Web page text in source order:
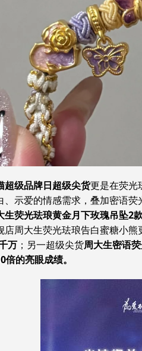
超级品牌日超级尖货更是在荧光
、示爱的情感需求，叠加密语
生荧光珐琅黄金月下玫瑰吊坠2
店周大生荧光珐琅告白蜜糖小熊
万 ；另一超级尖货周大生密语
倍的亮眼成绩。